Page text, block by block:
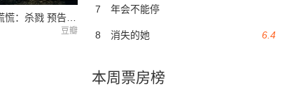
7 年会不能停
6.4
8 消失的她
本周票房榜
豆瓣 2020-07-09 2020-07-09